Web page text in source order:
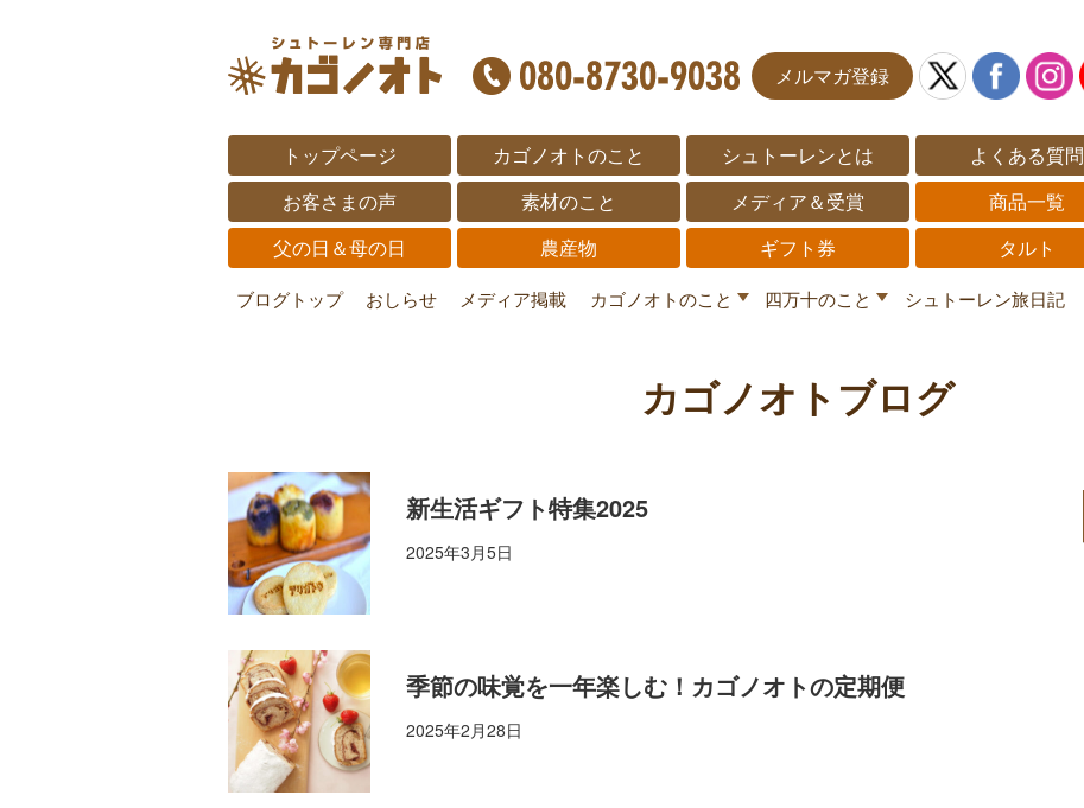
メルマガ登録
トップページ カゴノオトのこと シュトーレンとは よくある質問
お客さまの声
素材のこと メディア＆受賞 商品一覧
父の日＆母の日
農産物 ギフト券 タルト
ブログトップ おしらせ メディア掲載 カゴノオトのこと 四万十のこと シュトーレン旅日記
カゴノオトブログ
新生活ギフト特集2025
2025年3月5日
季節の味覚を一年楽しむ！カゴノオトの定期便
2025年2月28日